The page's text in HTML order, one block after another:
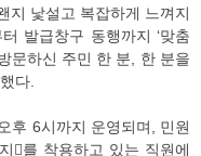
지 낯설고 복잡하게 느껴지
발급창구 동행까지 ‘맞춤
문하신 주민 한 분, 한 분을
다.
후 6시까지 운영되며, 민원
󰡑를 착용하고 있는 직원에